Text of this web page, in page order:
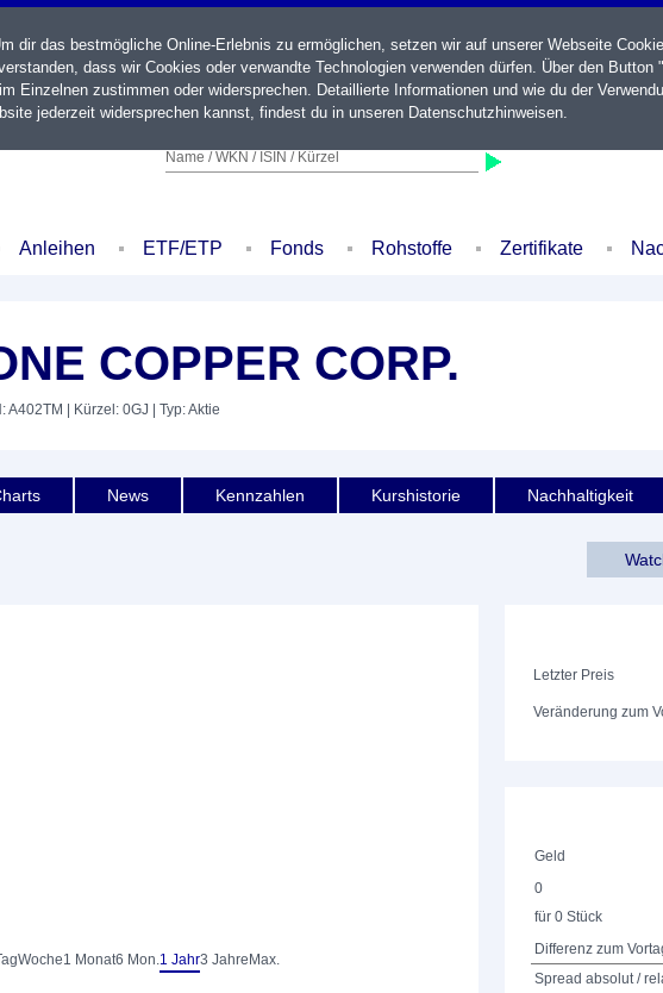
Name / WKN / ISIN / Kürzel
Anleihen ETF/ETP Fonds Rohstoffe Zertifikate
COPPER CORP.
A402TM | Kürzel: 0GJ | Typ: Aktie
News Kennzahlen Kurshistorie Nachhaltigkeit
Woche1 Monat6 Mon.1 Jahr3 Jahre Max.
Letzter Preis
Veränderung zum
Geld
0
für 0 Stück
Differenz zum
Spread absolut /
dir das bestmögliche Online-Erlebnis zu ermöglichen, setzen wir auf unserer Webseite
dass wir Cookies oder verwandte Technologien verwenden dürfen. Über den Button
Einzelnen zustimmen oder widersprechen. Detaillierte Informationen und wie du der
jederzeit widersprechen kannst, findest du in unseren Datenschutzhinweisen.